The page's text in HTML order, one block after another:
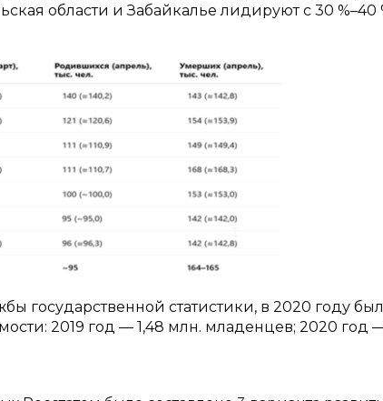
области и Забайкалье лидируют с 30
государственной статистики, в 2020 году
2019 год — 1,48 млн. младенцев; 2020 год